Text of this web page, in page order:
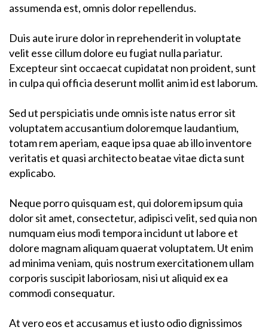
assumenda est, omnis dolor repellendus.
Duis aute irure dolor in reprehenderit in voluptate
velit esse cillum dolore eu fugiat nulla pariatur.
Excepteur sint occaecat cupidatat non proident, sunt
in culpa qui officia deserunt mollit anim id est laborum.
Sed ut perspiciatis unde omnis iste natus error sit
voluptatem accusantium doloremque laudantium,
totam rem aperiam, eaque ipsa quae ab illo inventore
veritatis et quasi architecto beatae vitae dicta sunt
explicabo.
Neque porro quisquam est, qui dolorem ipsum quia
dolor sit amet, consectetur, adipisci velit, sed quia non
numquam eius modi tempora incidunt ut labore et
dolore magnam aliquam quaerat voluptatem. Ut enim
ad minima veniam, quis nostrum exercitationem ullam
corporis suscipit laboriosam, nisi ut aliquid ex ea
commodi consequatur.
At vero eos et accusamus et iusto odio dignissimos